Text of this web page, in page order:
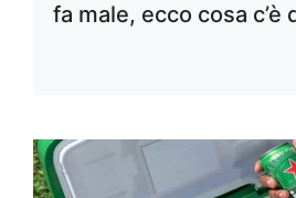
fa male, ecco cosa c’è